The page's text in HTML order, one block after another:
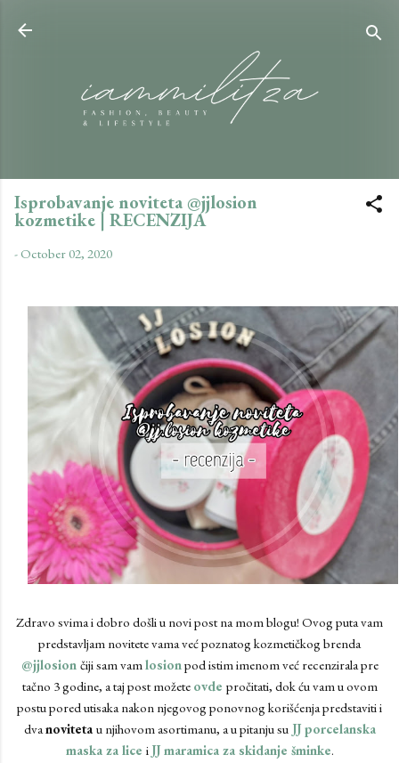
Isprobavanje noviteta @jjlosion
kozmetike | RECENZIJA
-October 02, 2020
Zdravo svima i dobro došli u novi post na mom blogu! Ovog puta vam
predstavljam novitete vama već poznatog kozmetičkog brenda
@jjlosion čiji sam vam losion pod istim imenom već recenzirala pre
tačno 3 godine, a taj post možete ovde pročitati, dok ću vam u ovom
postu pored utisaka nakon njegovog ponovnog korišćenja predstaviti i
dva noviteta u njihovom asortimanu, a u pitanju su JJ porcelanska
maska za lice i JJ maramica za skidanje šminke.